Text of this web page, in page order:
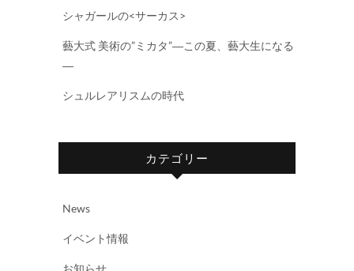
シャガールの<サーカス>
藝大式 美術の”ミカタ”―この夏、藝大生になる
―
シュルレアリスムの時代
カテゴリー
News
イベント情報
お知らせ